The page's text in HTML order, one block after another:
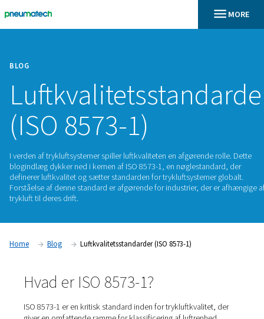
BLOG
(ISO 8573-1)
I verden af trykluftsystemer spiller luftkvaliteten en
blogindlæg dykker ned i kernen af ISO 8573-1, en
definerer luftkvalitet og sætter standarden for
trykluft til deres drift.
Home Blog Luftkvalitetsstandarder (ISO 8573-1)